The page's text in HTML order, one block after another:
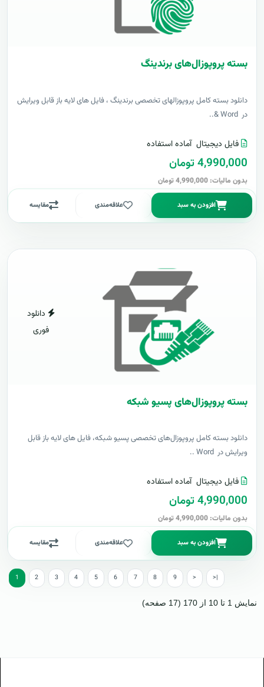
بسته پروپوزال‌های برندینگ
دانلود بسته کامل پروپوزالهای تخصصی برندینگ ، فایل های لایه باز قابل ویرایش
در Word &..
فایل دیجیتال آماده استفاده
4,990,000 تومان
بدون مالیات: 4,990,000 تومان
افزودن به سبد علاقه‌مندی مقایسه
دانلود
فوری
بسته پروپوزال‌های پسیو شبکه
دانلود بسته کامل پروپوزال‌های تخصصی پسیو شبکه، فایل های لایه باز قابل
ویرایش در Word ..
فایل دیجیتال آماده استفاده
4,990,000 تومان
بدون مالیات: 4,990,000 تومان
افزودن به سبد علاقه‌مندی مقایسه
1 2 3 4 5 6 7 8 9 > >|
نمایش 1 تا 10 از 170 (17 صفحه)